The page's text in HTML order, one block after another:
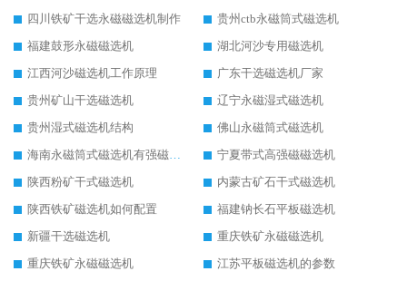
四川铁矿干选永磁磁选机制作
贵州ctb永磁筒式磁选机
福建鼓形永磁磁选机
湖北河沙专用磁选机
江西河沙磁选机工作原理
广东干选磁选机厂家
贵州矿山干选磁选机
辽宁永磁湿式磁选机
贵州湿式磁选机结构
佛山永磁筒式磁选机
海南永磁筒式磁选机有强磁的吗
宁夏带式高强磁磁选机
陕西粉矿干式磁选机
内蒙古矿石干式磁选机
陕西铁矿磁选机如何配置
福建钠长石平板磁选机
新疆干选磁选机
重庆铁矿永磁磁选机
重庆铁矿永磁磁选机
江苏平板磁选机的参数